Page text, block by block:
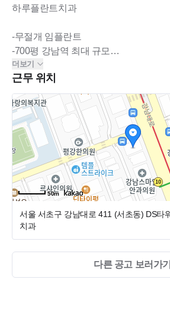
하루플란트치과
-무절개 임플란트
-700평 강남역 최대 규모
-대학병원급 장비와 시설
-디지털 기공 센터 운영
-19인의 원장단 협진
-고객 전용 카페 운영
더보기
근무 위치
50m
서울 서초구 강남대로 411 (서초동) DS타
치과
다른 공고 보러가기